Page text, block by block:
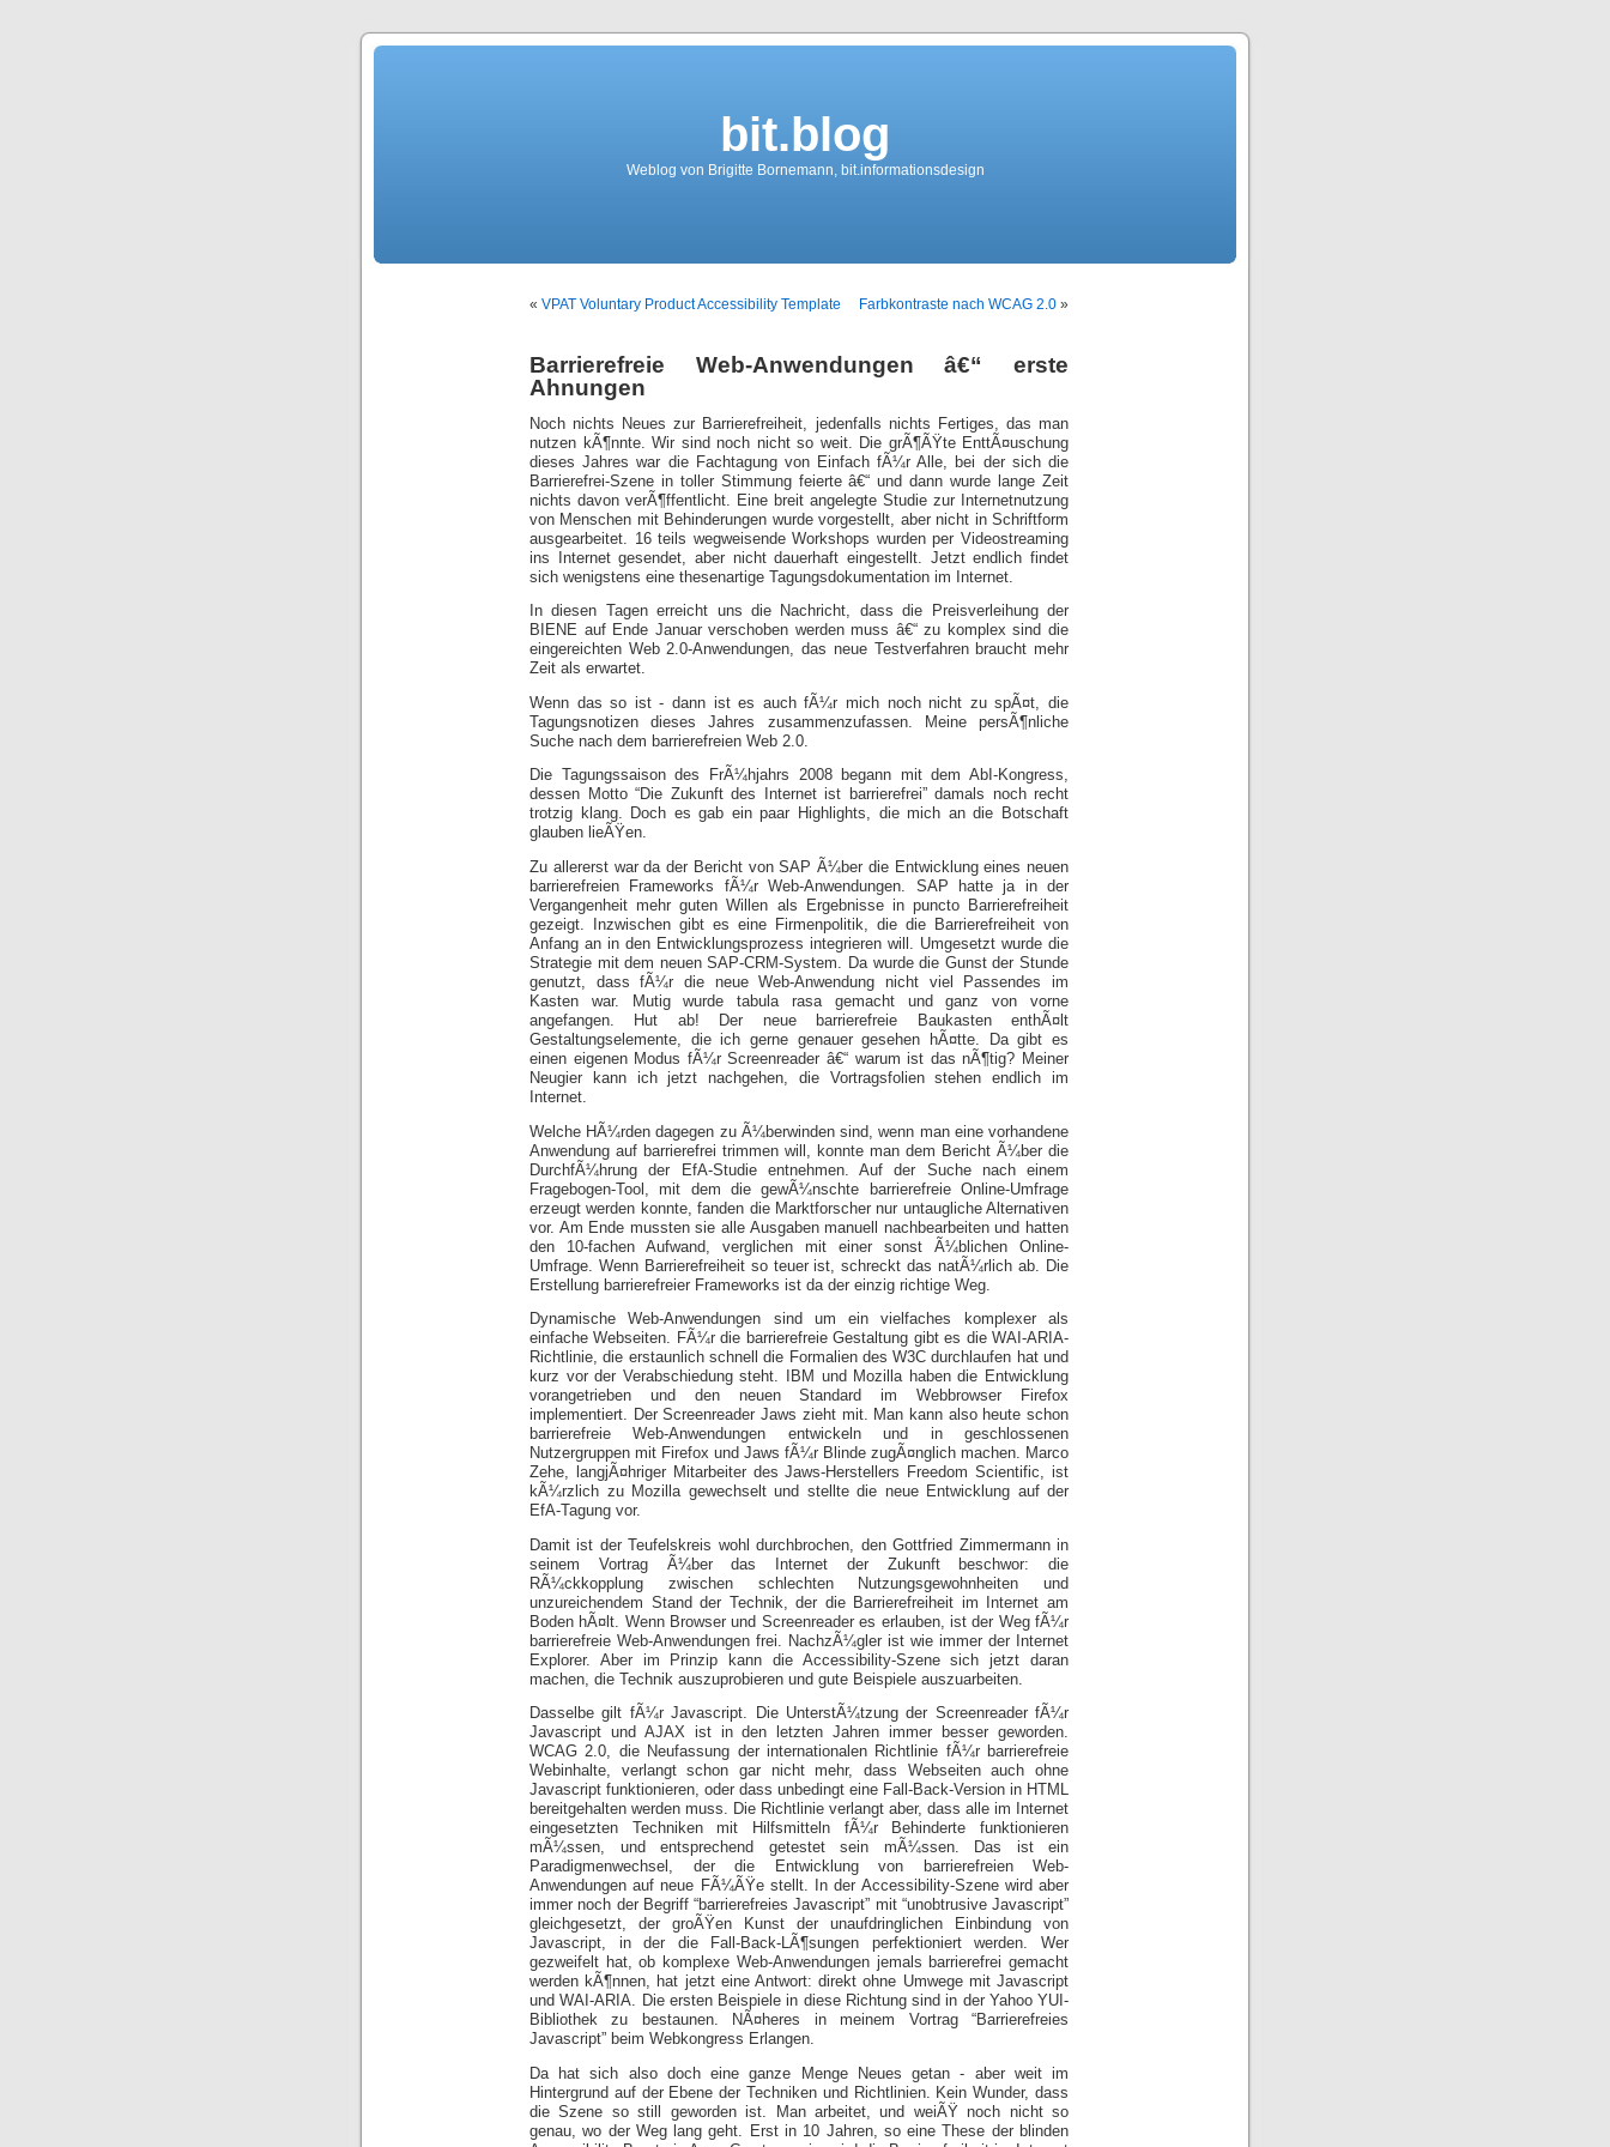
bit.blog
Weblog von Brigitte Bornemann, bit.informationsdesign
« VPAT Voluntary Product Accessibility Template Farbkontraste nach WCAG 2.0 »
Barrierefreie Web-Anwendungen â€“ erste
Ahnungen
Noch nichts Neues zur Barrierefreiheit, jedenfalls nichts Fertiges, das man
nutzen kÃ¶nnte. Wir sind noch nicht so weit. Die grÃ¶ÃŸte EnttÃ¤uschung
dieses Jahres war die Fachtagung von Einfach fÃ¼r Alle, bei der sich die
Barrierefrei-Szene in toller Stimmung feierte â€“ und dann wurde lange Zeit
nichts davon verÃ¶ffentlicht. Eine breit angelegte Studie zur Internetnutzung
von Menschen mit Behinderungen wurde vorgestellt, aber nicht in Schriftform
ausgearbeitet. 16 teils wegweisende Workshops wurden per Videostreaming
ins Internet gesendet, aber nicht dauerhaft eingestellt. Jetzt endlich findet
sich wenigstens eine thesenartige Tagungsdokumentation im Internet.
In diesen Tagen erreicht uns die Nachricht, dass die Preisverleihung der
BIENE auf Ende Januar verschoben werden muss â€“ zu komplex sind die
eingereichten Web 2.0-Anwendungen, das neue Testverfahren braucht mehr
Zeit als erwartet.
Wenn das so ist - dann ist es auch fÃ¼r mich noch nicht zu spÃ¤t, die
Tagungsnotizen dieses Jahres zusammenzufassen. Meine persÃ¶nliche
Suche nach dem barrierefreien Web 2.0.
Die Tagungssaison des FrÃ¼hjahrs 2008 begann mit dem AbI-Kongress,
dessen Motto “Die Zukunft des Internet ist barrierefrei” damals noch recht
trotzig klang. Doch es gab ein paar Highlights, die mich an die Botschaft
glauben lieÃŸen.
Zu allererst war da der Bericht von SAP Ã¼ber die Entwicklung eines neuen
barrierefreien Frameworks fÃ¼r Web-Anwendungen. SAP hatte ja in der
Vergangenheit mehr guten Willen als Ergebnisse in puncto Barrierefreiheit
gezeigt. Inzwischen gibt es eine Firmenpolitik, die die Barrierefreiheit von
Anfang an in den Entwicklungsprozess integrieren will. Umgesetzt wurde die
Strategie mit dem neuen SAP-CRM-System. Da wurde die Gunst der Stunde
genutzt, dass fÃ¼r die neue Web-Anwendung nicht viel Passendes im
Kasten war. Mutig wurde tabula rasa gemacht und ganz von vorne
angefangen. Hut ab! Der neue barrierefreie Baukasten enthÃ¤lt
Gestaltungselemente, die ich gerne genauer gesehen hÃ¤tte. Da gibt es
einen eigenen Modus fÃ¼r Screenreader â€“ warum ist das nÃ¶tig? Meiner
Neugier kann ich jetzt nachgehen, die Vortragsfolien stehen endlich im
Internet.
Welche HÃ¼rden dagegen zu Ã¼berwinden sind, wenn man eine vorhandene
Anwendung auf barrierefrei trimmen will, konnte man dem Bericht Ã¼ber die
DurchfÃ¼hrung der EfA-Studie entnehmen. Auf der Suche nach einem
Fragebogen-Tool, mit dem die gewÃ¼nschte barrierefreie Online-Umfrage
erzeugt werden konnte, fanden die Marktforscher nur untaugliche Alternativen
vor. Am Ende mussten sie alle Ausgaben manuell nachbearbeiten und hatten
den 10-fachen Aufwand, verglichen mit einer sonst Ã¼blichen Online-
Umfrage. Wenn Barrierefreiheit so teuer ist, schreckt das natÃ¼rlich ab. Die
Erstellung barrierefreier Frameworks ist da der einzig richtige Weg.
Dynamische Web-Anwendungen sind um ein vielfaches komplexer als
einfache Webseiten. FÃ¼r die barrierefreie Gestaltung gibt es die WAI-ARIA-
Richtlinie, die erstaunlich schnell die Formalien des W3C durchlaufen hat und
kurz vor der Verabschiedung steht. IBM und Mozilla haben die Entwicklung
vorangetrieben und den neuen Standard im Webbrowser Firefox
implementiert. Der Screenreader Jaws zieht mit. Man kann also heute schon
barrierefreie Web-Anwendungen entwickeln und in geschlossenen
Nutzergruppen mit Firefox und Jaws fÃ¼r Blinde zugÃ¤nglich machen. Marco
Zehe, langjÃ¤hriger Mitarbeiter des Jaws-Herstellers Freedom Scientific, ist
kÃ¼rzlich zu Mozilla gewechselt und stellte die neue Entwicklung auf der
EfA-Tagung vor.
Damit ist der Teufelskreis wohl durchbrochen, den Gottfried Zimmermann in
seinem Vortrag Ã¼ber das Internet der Zukunft beschwor: die
RÃ¼ckkopplung zwischen schlechten Nutzungsgewohnheiten und
unzureichendem Stand der Technik, der die Barrierefreiheit im Internet am
Boden hÃ¤lt. Wenn Browser und Screenreader es erlauben, ist der Weg fÃ¼r
barrierefreie Web-Anwendungen frei. NachzÃ¼gler ist wie immer der Internet
Explorer. Aber im Prinzip kann die Accessibility-Szene sich jetzt daran
machen, die Technik auszuprobieren und gute Beispiele auszuarbeiten.
Dasselbe gilt fÃ¼r Javascript. Die UnterstÃ¼tzung der Screenreader fÃ¼r
Javascript und AJAX ist in den letzten Jahren immer besser geworden.
WCAG 2.0, die Neufassung der internationalen Richtlinie fÃ¼r barrierefreie
Webinhalte, verlangt schon gar nicht mehr, dass Webseiten auch ohne
Javascript funktionieren, oder dass unbedingt eine Fall-Back-Version in HTML
bereitgehalten werden muss. Die Richtlinie verlangt aber, dass alle im Internet
eingesetzten Techniken mit Hilfsmitteln fÃ¼r Behinderte funktionieren
mÃ¼ssen, und entsprechend getestet sein mÃ¼ssen. Das ist ein
Paradigmenwechsel, der die Entwicklung von barrierefreien Web-
Anwendungen auf neue FÃ¼ÃŸe stellt. In der Accessibility-Szene wird aber
immer noch der Begriff “barrierefreies Javascript” mit “unobtrusive Javascript”
gleichgesetzt, der groÃŸen Kunst der unaufdringlichen Einbindung von
Javascript, in der die Fall-Back-LÃ¶sungen perfektioniert werden. Wer
gezweifelt hat, ob komplexe Web-Anwendungen jemals barrierefrei gemacht
werden kÃ¶nnen, hat jetzt eine Antwort: direkt ohne Umwege mit Javascript
und WAI-ARIA. Die ersten Beispiele in diese Richtung sind in der Yahoo YUI-
Bibliothek zu bestaunen. NÃ¤heres in meinem Vortrag “Barrierefreies
Javascript” beim Webkongress Erlangen.
Da hat sich also doch eine ganze Menge Neues getan - aber weit im
Hintergrund auf der Ebene der Techniken und Richtlinien. Kein Wunder, dass
die Szene so still geworden ist. Man arbeitet, und weiÃŸ noch nicht so
genau, wo der Weg lang geht. Erst in 10 Jahren, so eine These der blinden